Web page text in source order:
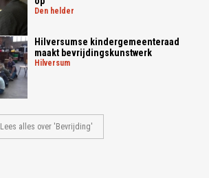
den helder
Hilversumse kindergemeenteraad
maakt bevrijdingskunstwerk
hilversum
Lees alles over 'Bevrijding'